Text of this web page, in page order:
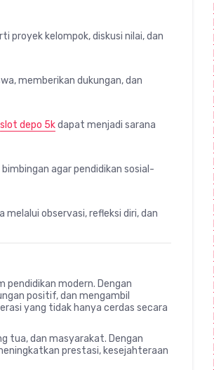
proyek kelompok, diskusi nilai, dan
memberikan dukungan, dan
slot depo 5kdapat menjadi sarana
agar pendidikan sosial-
observasi, refleksi diri, dan
pendidikan modern. Dengan
positif, dan mengambil
yang tidak hanya cerdas secara
tua, dan masyarakat. Dengan
prestasi, kesejahteraan